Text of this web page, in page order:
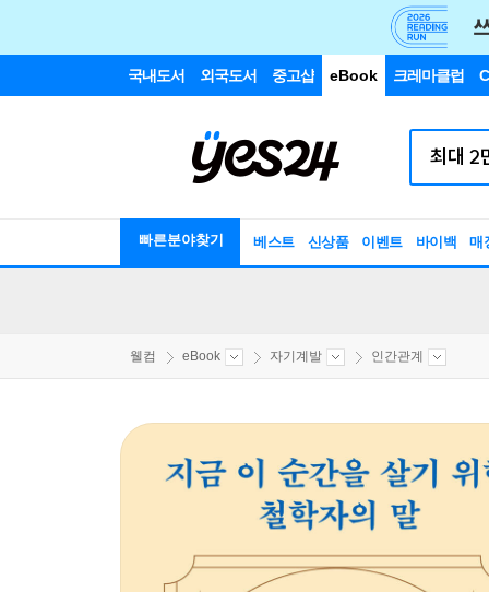
국내도서 외국도서 중고샵 eBook 크레마클럽
빠른분야찾기 베스트 신상품 이벤트 바이백 매
웰컴 eBook 자기계발 인간관계